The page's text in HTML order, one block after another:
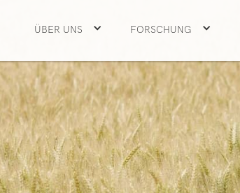
ÜBER UNS FORSCHUNG